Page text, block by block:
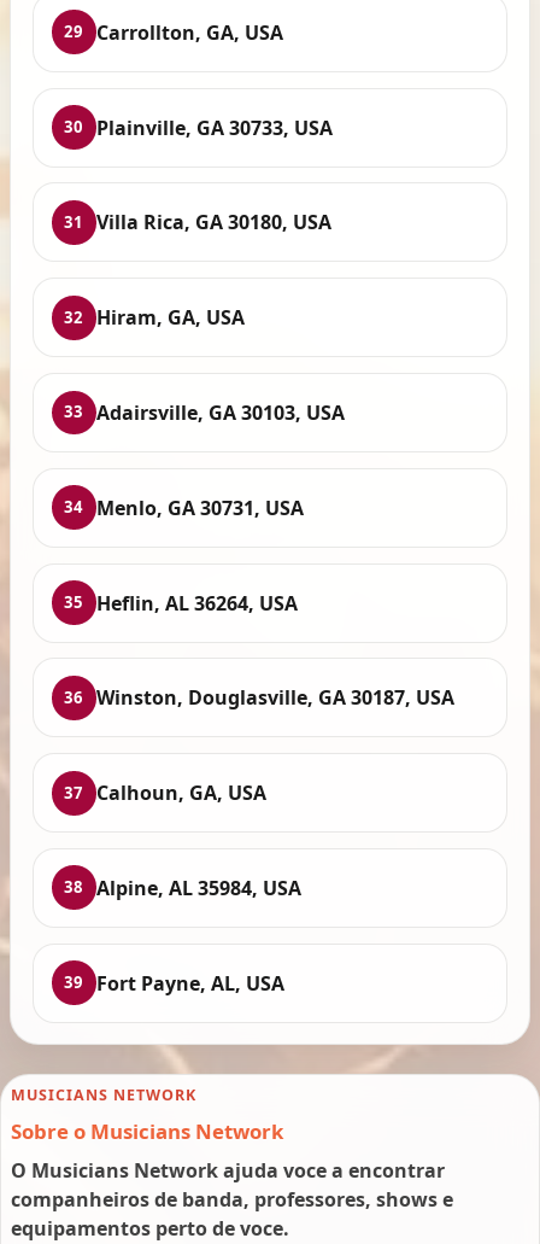
29 Carrollton, GA, USA
30 Plainville, GA 30733, USA
31 Villa Rica, GA 30180, USA
32 Hiram, GA, USA
33 Adairsville, GA 30103, USA
34 Menlo, GA 30731, USA
35 Heflin, AL 36264, USA
36 Winston, Douglasville, GA 30187, USA
37 Calhoun, GA, USA
38 Alpine, AL 35984, USA
39 Fort Payne, AL, USA
MUSICIANS NETWORK
Sobre o Musicians Network
O Musicians Network ajuda voce a encontrar
companheiros de banda, professores, shows e
equipamentos perto de voce.